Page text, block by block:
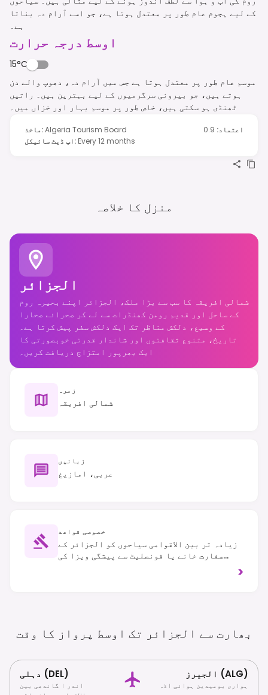
کے لیے ہجوم عام طور پر معتدل ہوتا ہے، جو اسے آرام دہ بناتا
ہے۔
اوسط درجہ حرارت
15°C
موسم عام طور پر معتدل ہوتا ہے جس میں آرام دہ، دھوپ والے دن
ہوتے ہیں، جو بیرونی سرگرمیوں کے لیے بہترین ہیں۔ راتیں
ٹھنڈی ہو سکتی ہیں، خاص طور پر موسم بہار اور خزاں میں۔
ماخذ:Algeria Tourism Board اعتماد:
0.9
اپ ڈیٹ سائیکل: Every 12 months
منزل کا خلاصہ
الجزائر
شمالی افریقہ کا سب سے بڑا ملک، الجزائر اپنے بحیرہ روم
کے ساحل اور قدیم رومن کھنڈرات سے لے کر صحرائے صحارا
کے وسیع، دلکش مناظر تک ایک دلکش سفر پیش کرتا ہے۔
تاریخ، متنوع ثقافتوں اور شاندار قدرتی خوبصورتی کا
ایک بھرپور امتزاج دریافت کریں۔
زمرہ
شمالی افریقہ
زبانیں
عربی، امازیغ
خصوصی قواعد
زیادہ تر بین الاقوامی سیاحوں کو الجزائر کے
سفارت خانے یا قونصلیٹ سے پیشگی ویزا کی
>
بھارت سے الجزائر تک اوسط پرواز کا وقت
دہلی (DEL)
اندر ا گاندھی بین
الجیرز (ALG)
ہواری بومیدین ہوائی اڈہ